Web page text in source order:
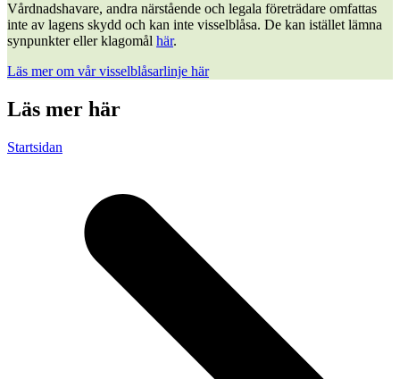
Vårdnadshavare, andra närstående och legala företrädare omfattas
inte av lagens skydd och kan inte visselblåsa. De kan istället lämna
synpunkter eller klagomål här.
Läs mer om vår visselblåsarlinje här
Läs mer här
Startsidan